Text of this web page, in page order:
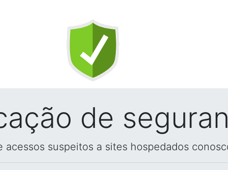
de
suspeitos a sites hospedados